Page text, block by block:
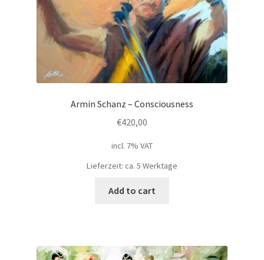
Armin Schanz – Consciousness
€420,00
incl. 7% VAT
Lieferzeit: ca. 5 Werktage
Add to cart